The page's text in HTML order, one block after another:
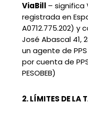
ViaBill – significa
registrada en
A0712.775.202) y
José Abascal 41,
un agente de
por cuenta de
PESOBEB)
2. LÍMITES DE LA